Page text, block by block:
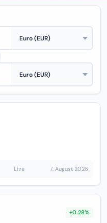
Live 7. August 2026
+0.28%